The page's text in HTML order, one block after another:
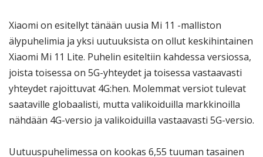
Xiaomi on esitellyt tänään uusia Mi 11 -malliston
älypuhelimia ja yksi uutuuksista on ollut keskihintainen
Xiaomi Mi 11 Lite. Puhelin esiteltiin kahdessa versiossa,
joista toisessa on 5G-yhteydet ja toisessa vastaavasti
yhteydet rajoittuvat 4G:hen. Molemmat versiot tulevat
saataville globaalisti, mutta valikoiduilla markkinoilla
nähdään 4G-versio ja valikoiduilla vastaavasti 5G-versio.
Uutuuspuhelimessa on kookas 6,55 tuuman tasainen